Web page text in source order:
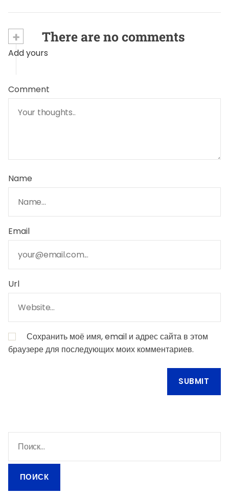
+ There are no comments
Add yours
Comment
Name
Email
Url
Сохранить моё имя, email и адрес сайта в этом
браузере для последующих моих комментариев.
й
и